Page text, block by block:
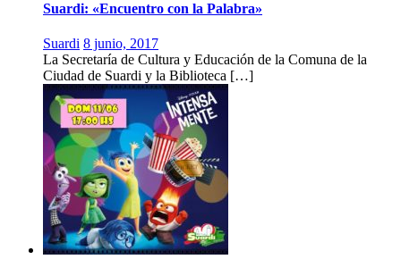
Suardi: «Encuentro con la Palabra»
Suardi 8 junio, 2017
La Secretaría de Cultura y Educación de la Comuna de la
Ciudad de Suardi y la Biblioteca […]